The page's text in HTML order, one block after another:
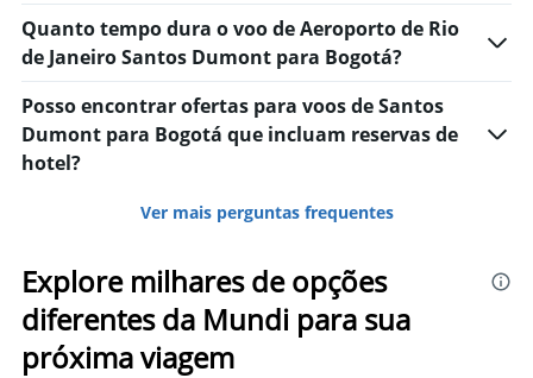
Quanto tempo dura o voo de Aeroporto de Rio
de Janeiro Santos Dumont para Bogotá?
Posso encontrar ofertas para voos de Santos
Dumont para Bogotá que incluam reservas de
hotel?
Ver mais perguntas frequentes
Explore milhares de opções
diferentes da Mundi para sua
próxima viagem